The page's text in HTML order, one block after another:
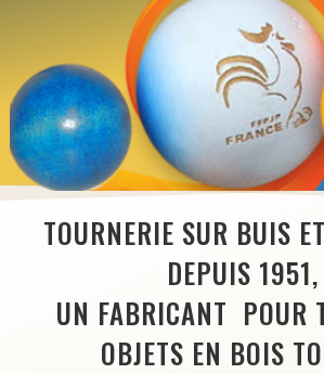
TOURNERIE SUR BUIS
DEPUIS 1951,
UN FABRICANT POUR
OBJETS EN BOIS